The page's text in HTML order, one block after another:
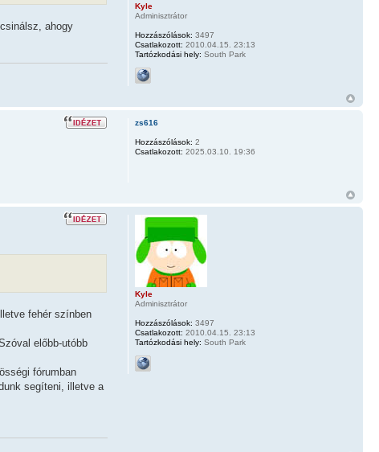
ahogy
Kyle
Adminisztrátor
Hozzászólások: 3497
Csatlakozott: 2010.04.15. 23:13
Tartózkodási hely: South Park
zs616
Hozzászólások: 2
Csatlakozott: 2025.03.10. 19:36
fehér színben
előbb-utóbb
fórumban
segíteni, illetve a
Kyle
Adminisztrátor
Hozzászólások: 3497
Csatlakozott: 2010.04.15. 23:13
Tartózkodási hely: South Park